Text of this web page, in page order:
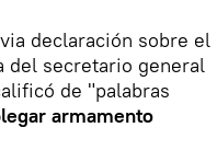
declaración sobre el
del secretario general
de "palabras
armamento